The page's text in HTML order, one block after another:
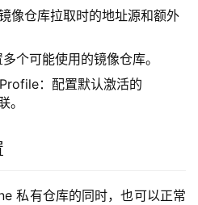
像仓库拉取时的地址源和额外
个可能使用的镜像仓库。
：配置默认激活的
私有仓库的同时，也可以正常